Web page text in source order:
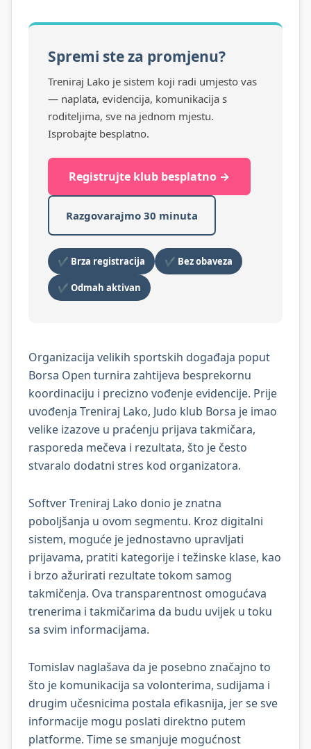
Spremi ste za promjenu?
Treniraj Lako je sistem koji radi umjesto vas
— naplata, evidencija, komunikacija s
roditeljima, sve na jednom mjestu.
Isprobajte besplatno.
Registrujte klub besplatno →
Razgovarajmo 30 minuta
✔ Brza registracija ✔ Bez obaveza
✔ Odmah aktivan
Organizacija velikih sportskih događaja poput
Borsa Open turnira zahtijeva besprekornu
koordinaciju i precizno vođenje evidencije. Prije
uvođenja Treniraj Lako, Judo klub Borsa je imao
velike izazove u praćenju prijava takmičara,
rasporeda mečeva i rezultata, što je često
stvaralo dodatni stres kod organizatora.
Softver Treniraj Lako donio je znatna
poboljšanja u ovom segmentu. Kroz digitalni
sistem, moguće je jednostavno upravljati
prijavama, pratiti kategorije i težinske klase, kao
i brzo ažurirati rezultate tokom samog
takmičenja. Ova transparentnost omogućava
trenerima i takmičarima da budu uvijek u toku
sa svim informacijama.
Tomislav naglašava da je posebno značajno to
što je komunikacija sa volonterima, sudijama i
drugim učesnicima postala efikasnija, jer se sve
informacije mogu poslati direktno putem
platforme. Time se smanjuje mogućnost